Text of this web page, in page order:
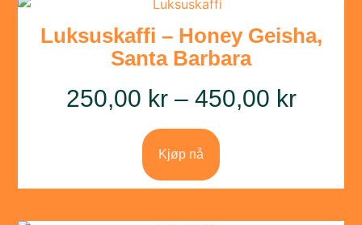
Luksuskaffi – Honey Geisha,
Santa Barbara
250,00 kr – 450,00 kr
Kjøp nå